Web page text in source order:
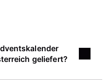
geliefert?